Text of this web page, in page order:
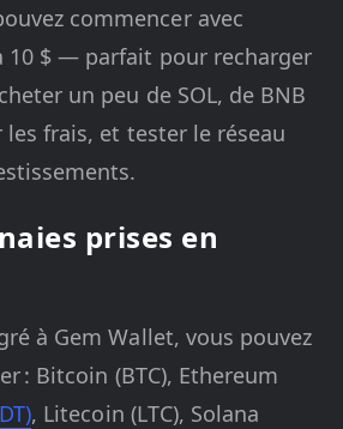
commencer avec
10 $ — parfait pour recharger
un peu de SOL, de BNB
les frais, et tester le réseau
prises en
à Gem Wallet, vous pouvez
: Bitcoin (BTC), Ethereum
, Litecoin (LTC), Solana